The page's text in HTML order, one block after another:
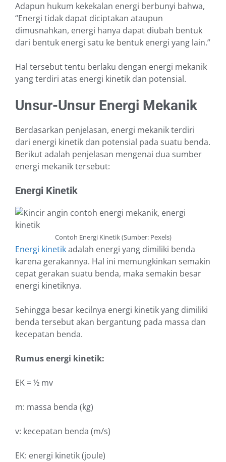
Adapun hukum kekekalan energi berbunyi bahwa,
“Energi tidak dapat diciptakan ataupun
dimusnahkan, energi hanya dapat diubah bentuk
dari bentuk energi satu ke bentuk energi yang lain.”
Hal tersebut tentu berlaku dengan energi mekanik
yang terdiri atas energi kinetik dan potensial.
Unsur-Unsur Energi Mekanik
Berdasarkan penjelasan, energi mekanik terdiri
dari energi kinetik dan potensial pada suatu benda.
Berikut adalah penjelasan mengenai dua sumber
energi mekanik tersebut:
Energi Kinetik
Contoh Energi Kinetik (Sumber: Pexels)
Energi kinetikadalah energi yang dimiliki benda
karena gerakannya. Hal ini memungkinkan semakin
cepat gerakan suatu benda, maka semakin besar
energi kinetiknya.
Sehingga besar kecilnya energi kinetik yang dimiliki
benda tersebut akan bergantung pada massa dan
kecepatan benda.
Rumus energi kinetik:
EK = ½ mv
m: massa benda (kg)
v: kecepatan benda (m/s)
EK: energi kinetik (joule)